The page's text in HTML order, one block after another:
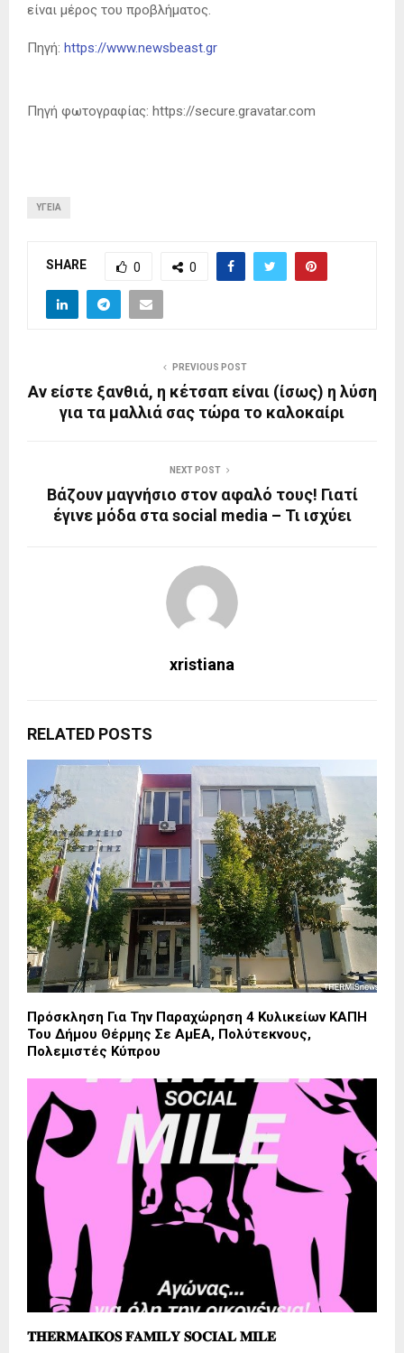
είναι μέρος του προβλήματος.
Πηγή: https://www.newsbeast.gr
Πηγή φωτογραφίας: https://secure.gravatar.com
ΥΓΕΊΑ
SHARE 0 0
PREVIOUS POST
Αν είστε ξανθιά, η κέτσαπ είναι (ίσως) η λύση
για τα μαλλιά σας τώρα το καλοκαίρι
NEXT POST
Βάζουν μαγνήσιο στον αφαλό τους! Γιατί
έγινε μόδα στα social media – Τι ισχύει
xristiana
RELATED POSTS
Πρόσκληση Για Την Παραχώρηση 4 Κυλικείων ΚΑΠΗ
Του Δήμου Θέρμης Σε ΑμΕΑ, Πολύτεκνους,
Πολεμιστές Κύπρου
𝐓𝐇𝐄𝐑𝐌𝐀𝐈𝐊𝐎𝐒 𝐅𝐀𝐌𝐈𝐋𝐘 𝐒𝐎𝐂𝐈𝐀𝐋 𝐌𝐈𝐋𝐄